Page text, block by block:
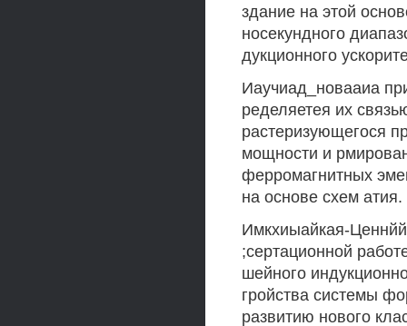
здание на этой
носекундного
дукционного
Иаучиад_новааиа
ределяетея их
растеризующегося
мощности и
ферромагнитных
на основе схем атия.
Имкхиыайкая-
;сертационной
шейного
гройства системы
развитию нового